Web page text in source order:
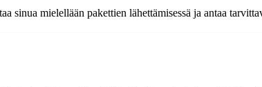
mielellään pakettien lähettämisessä ja antaa